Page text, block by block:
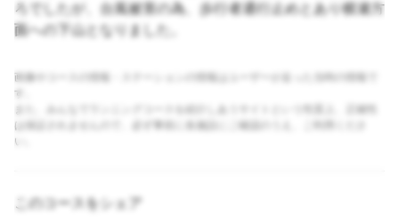
ろでしたが、台風被害の為、歩行者通行止めとあり横瀬方
面への下山となりました。
画像やコースの情報・ステーションの情報はユーザーが走った当時の情報で
す。
また、みんなでランニングコースを紹介しあうサイトという性質上、正確性
は保証されませんので、必ず事前に各施設にご確認のうえ、ご利用くださ
い。
このコースをシェア